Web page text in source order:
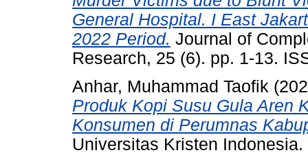
General Hospital. I East
2022 Period. Journal of
Research, 25 (6). pp. 1-13.
Anhar, Muhammad Taofik
Produk Kopi Susu Gula Aren
Konsumen di Perumnas
Universitas Kristen Indonesia.